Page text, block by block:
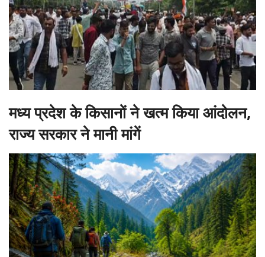
मध्य प्रदेश के किसानों ने खत्म किया आंदोलन,
राज्य सरकार ने मानी मांगें